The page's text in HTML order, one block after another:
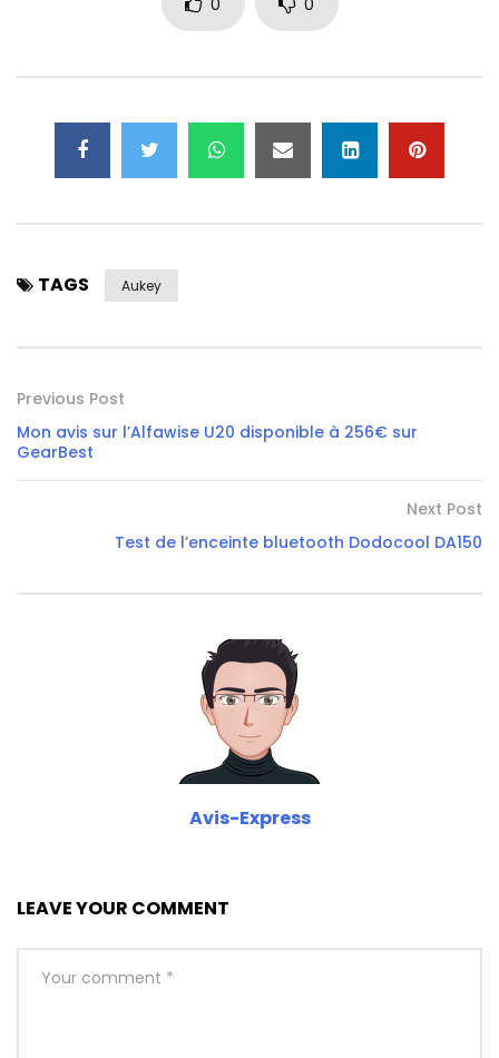
0 0
TAGS Aukey
Previous Post
Mon avis sur l’Alfawise U20 disponible à 256€ sur
GearBest
Next Post
Test de l’enceinte bluetooth Dodocool DA150
Avis-Express
LEAVE YOUR COMMENT